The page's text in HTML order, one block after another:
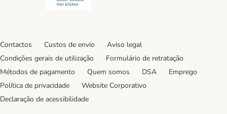
Contactos Custos de envio
Aviso legal
Condições gerais de utilização
Formulário de retratação
Métodos de pagamento
Quem somos DSA
Emprego
Política de privacidade
Website Corporativo
Declaração de acessibilidade